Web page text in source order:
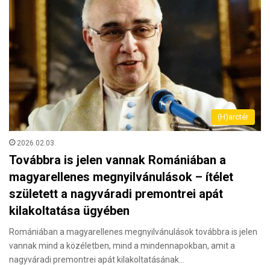
(H)arctér
2026.02.03.
Továbbra is jelen vannak Romániában a
magyarellenes megnyilvánulások – ítélet
született a nagyváradi premontrei apát
kilakoltatása ügyében
Romániában a magyarellenes megnyilvánulások továbbra is jelen
vannak mind a közéletben, mind a mindennapokban, amit a
nagyváradi premontrei apát kilakoltatásának…